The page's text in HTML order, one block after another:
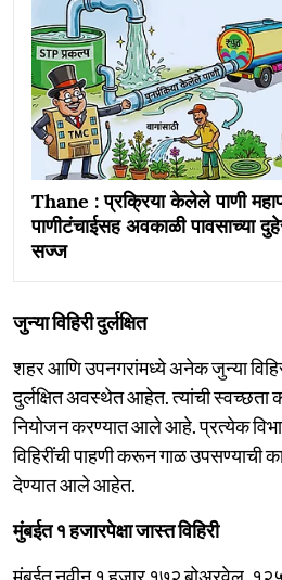
Thane : प्रक्रिया केलेले पाणी
पाणीटंचाईसह अवकाळी पावसाच्या
सज्ज
जुन्या विहिरी दुर्लक्षित
शहर आणि उपनगरांमध्ये अनेक जुन्या
दुर्लक्षित अवस्थेत आहेत. त्यांची स्वच्छता
नियोजन करण्यात आले आहे. प्रत्येक
विहिरींची पाहणी करून गाळ उपसण्याची
देण्यात आले आहेत.
मुंबईत १ हजारपेक्षा जास्त विहिरी